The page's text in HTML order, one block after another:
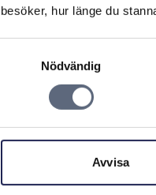
besöker, hur länge du
Nödvändig
Avvisa
ARN 2017-
ARN 2017-
ARN 2017-
ARN 2017-